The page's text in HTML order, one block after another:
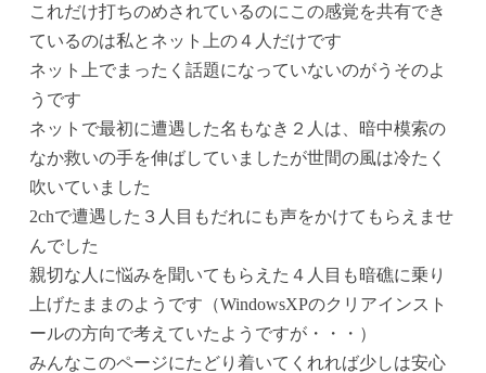
これだけ打ちのめされているのにこの感覚を共有でき
ているのは私とネット上の４人だけです
ネット上でまったく話題になっていないのがうそのよ
うです
ネットで最初に遭遇した名もなき２人は、暗中模索の
なか救いの手を伸ばしていましたが世間の風は冷たく
吹いていました
2chで遭遇した３人目もだれにも声をかけてもらえませ
んでした
親切な人に悩みを聞いてもらえた４人目も暗礁に乗り
上げたままのようです（WindowsXPのクリアインスト
ールの方向で考えていたようですが・・・）
みんなこのページにたどり着いてくれれば少しは安心